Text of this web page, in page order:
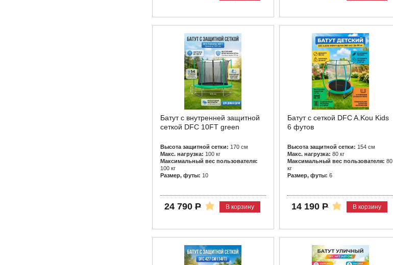
Батут с внутренней защитной
сеткой DFC 10FT green
Высота защитной сетки: 170 см
Макс. нагрузка: 100 кг
Максимальный вес пользователя:
100 кг
Размер, футы: 10
24 790Р В корзину
Батут с сеткой DFC A.Kou Kids
6 футов
Высота защитной сетки: 154 см
Макс. нагрузка: 80 кг
Максимальный вес пользователя: 80
кг
Размер, футы: 6
14 190Р В корзину